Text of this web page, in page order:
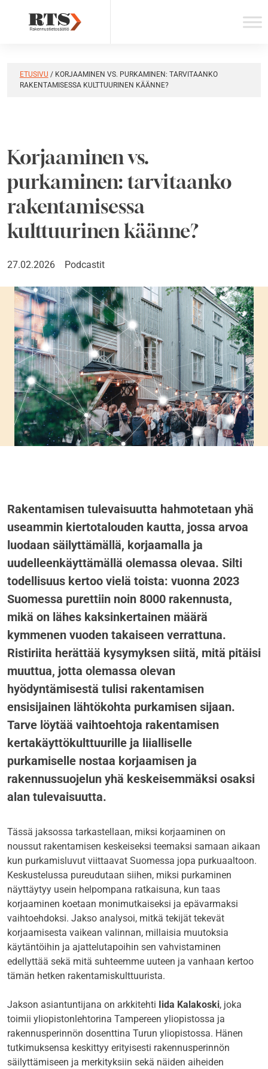
ETUSIVU / KORJAAMINEN VS. PURKAMINEN: TARVITAANKO
RAKENTAMISESSA KULTTUURINEN KÄÄNNE?
Korjaaminen vs.
purkaminen: tarvitaanko
rakentamisessa
kulttuurinen käänne?
27.02.2026 Podcastit
Rakentamisen tulevaisuutta hahmotetaan yhä
useammin kiertotalouden kautta, jossa arvoa
luodaan säilyttämällä, korjaamalla ja
uudelleenkäyttämällä olemassa olevaa. Silti
todellisuus kertoo vielä toista: vuonna 2023
Suomessa purettiin noin 8000 rakennusta,
mikä on lähes kaksinkertainen määrä
kymmenen vuoden takaiseen verrattuna.
Ristiriita herättää kysymyksen siitä, mitä pitäisi
muuttua, jotta olemassa olevan
hyödyntämisestä tulisi rakentamisen
ensisijainen lähtökohta purkamisen sijaan.
Tarve löytää vaihtoehtoja rakentamisen
kertakäyttökulttuurille ja liialliselle
purkamiselle nostaa korjaamisen ja
rakennussuojelun yhä keskeisemmäksi osaksi
alan tulevaisuutta.
Tässä jaksossa tarkastellaan, miksi korjaaminen on
noussut rakentamisen keskeiseksi teemaksi samaan aikaan
kun purkamisluvut viittaavat Suomessa jopa purkuaaltoon.
Keskustelussa pureudutaan siihen, miksi purkaminen
näyttäytyy usein helpompana ratkaisuna, kun taas
korjaaminen koetaan monimutkaiseksi ja epävarmaksi
vaihtoehdoksi. Jakso analysoi, mitkä tekijät tekevät
korjaamisesta vaikean valinnan, millaisia muutoksia
käytäntöihin ja ajattelutapoihin sen vahvistaminen
edellyttää sekä mitä suhteemme uuteen ja vanhaan kertoo
tämän hetken rakentamiskulttuurista.
Jakson asiantuntijana on arkkitehti Iida Kalakoski, joka
toimii yliopistonlehtorina Tampereen yliopistossa ja
rakennusperinnön dosenttina Turun yliopistossa. Hänen
tutkimuksensa keskittyy erityisesti rakennusperinnön
säilyttämiseen ja merkityksiin sekä näiden aiheiden